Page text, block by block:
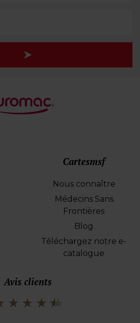
Cartesmsf
Nous connaître
Médecins Sans
Frontières
Blog
Téléchargez notre e-
catalogue
Avis clients